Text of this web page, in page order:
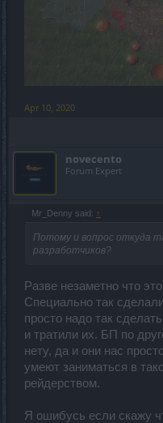
Apr 10, 2020
novecento
Forum Expert
Mr_Denny said: ↑
Потому и вопрос откуда
разработчиков?
Разве незаметно что
Специально так
просто надо так
и тратили их. БП по
нету, да и они нас
умеют заниматься в
рейдерством.
Я ошибусь если скажу